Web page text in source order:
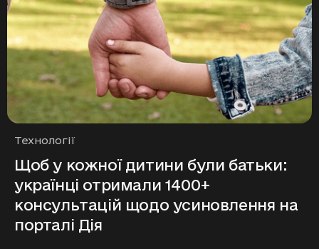
Рубрики
Технології
Щоб у кожної дитини були батьки:
українці отримали 1400+
консультацій щодо усиновлення на
порталі Дія